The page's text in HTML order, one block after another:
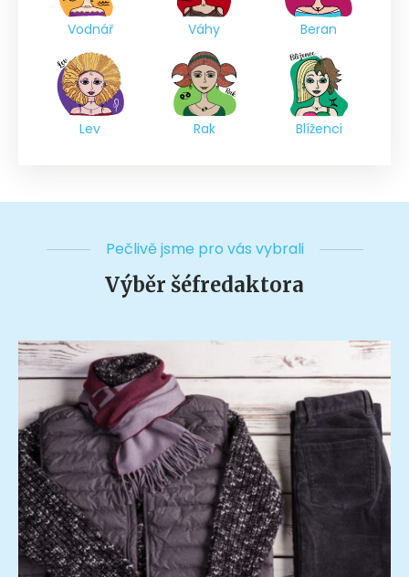
Vodnář Váhy Beran
Lev Rak Blíženci
Pečlivě jsme pro vás vybrali
Výběr šéfredaktora